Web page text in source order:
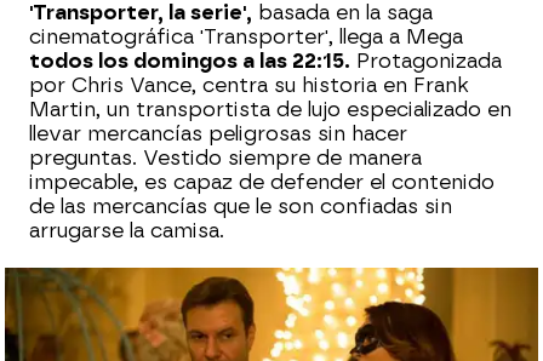
'Transporter, la serie', basada en la saga
cinematográfica 'Transporter', llega a Mega
todos los domingos a las 22:15. Protagonizada
por Chris Vance, centra su historia en Frank
Martin, un transportista de lujo especializado en
llevar mercancías peligrosas sin hacer
preguntas. Vestido siempre de manera
impecable, es capaz de defender el contenido
de las mercancías que le son confiadas sin
arrugarse la camisa.